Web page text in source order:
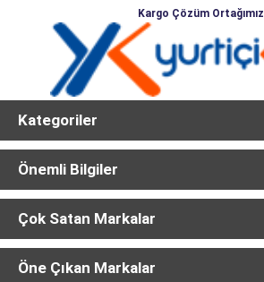
Kargo Çözüm Ortağımız
Kategoriler
Önemli Bilgiler
Çok Satan Markalar
Öne Çıkan Markalar